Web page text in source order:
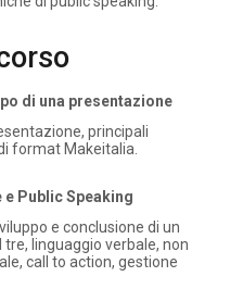
di una presentazione
principali
format Makeitalia.
Public Speaking
e conclusione di un
tre, linguaggio verbale, non
call to action, gestione